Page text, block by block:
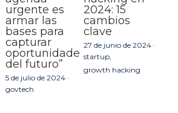
urgente es
armar las
bases para
capturar
oportunidades
del futuro”
5 de julio de 2024 ·
govtech
2024: 15
cambios
clave
27 de junio de 2024 ·
startup,
growth hacking